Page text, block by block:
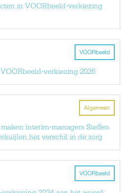
in VOORbeeld-verkiezing
VOORbeeld
verkiezing 2026
Algemeen
interim-managers Steffen
het verschil in de zorg
VOORbeeld